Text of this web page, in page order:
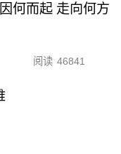
何而起 走向何方
阅读 46841